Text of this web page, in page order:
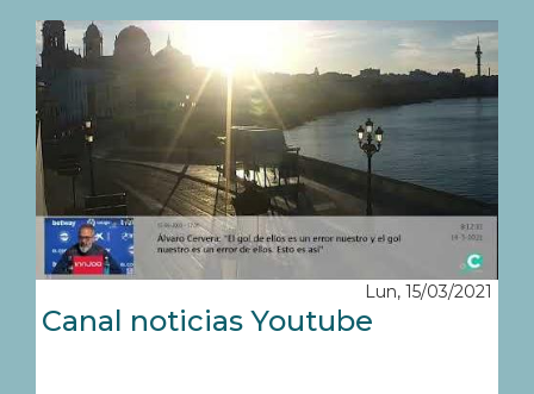
Lun, 15/03/2021
Canal noticias Youtube